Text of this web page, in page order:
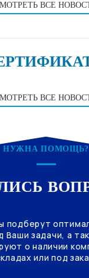
ВСЕ
ВСЕ
НУЖНА ПОМОЩЬ?
подберут
Ваши задачи, а
о наличии
или под